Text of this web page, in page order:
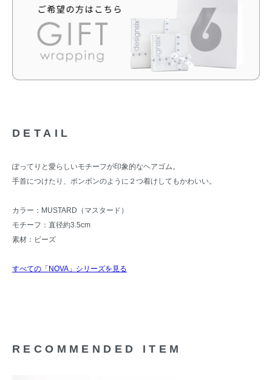
DETAIL
ぽってりと愛らしいモチーフが印象的なヘアゴム。
手首につけたり、ボンボンのように２つ着けしてもかわいい。
カラー：MUSTARD（マスタード）
モチーフ：直径約3.5cm
素材：ビーズ
すべての「NOVA」シリーズを見る
RECOMMENDED ITEM